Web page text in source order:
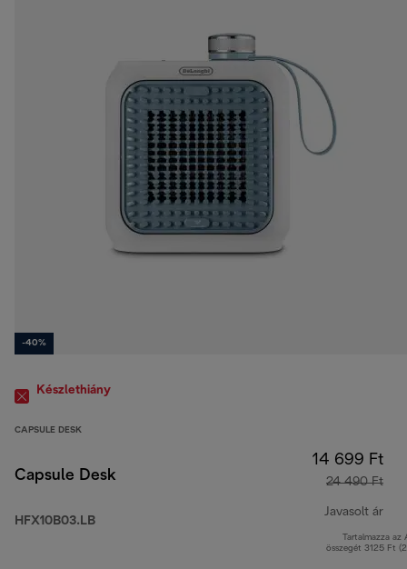
-40%
Készlethiány
CAPSULE DESK
Capsule Desk
HFX10B03.LB
14 699 Ft
24 490 Ft
Javasolt ár
Tartalmazza az
összegét 3125 Ft